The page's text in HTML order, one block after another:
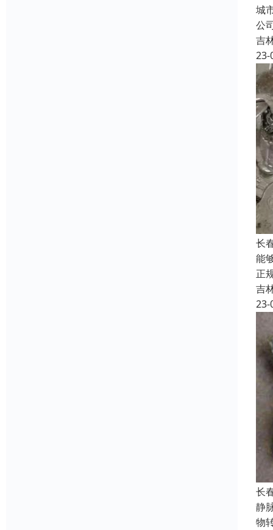
城
公
吉
23-
长
能
正
吉
23-
长
静
物